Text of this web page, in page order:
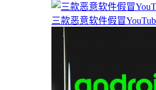
三款恶意软件假冒